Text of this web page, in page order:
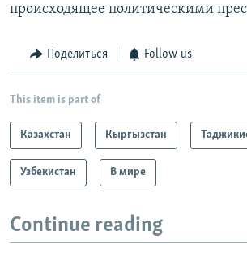
происходящее политическими
Поделиться Follow us
This item is part of
Казахстан Кыргызстан
Узбекистан В мире
Continue reading